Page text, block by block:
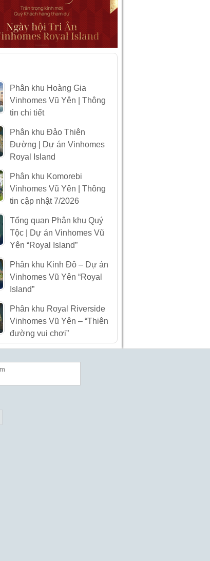
Phân khu Hoàng Gia
Vinhomes Vũ Yên | Thông
tin chi tiết
Phân khu Đảo Thiên
Đường | Dự án Vinhomes
Royal Island
Phân khu Komorebi
Vinhomes Vũ Yên | Thông
tin cập nhật 7/2026
Tổng quan Phân khu Quý
Tộc | Dự án Vinhomes Vũ
Yên “Royal Island”
Phân khu Kinh Đô – Dự án
Vinhomes Vũ Yên “Royal
Island”
Phân khu Royal Riverside
Vinhomes Vũ Yên – “Thiên
đường vui chơi”